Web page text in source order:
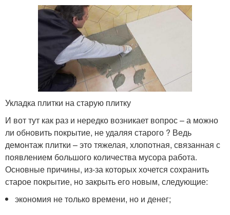
Укладка плитки на старую плитку
И вот тут как раз и нередко возникает вопрос – а можно
ли обновить покрытие, не удаляя старого ? Ведь
демонтаж плитки – это тяжелая, хлопотная, связанная с
появлением большого количества мусора работа.
Основные причины, из-за которых хочется сохранить
старое покрытие, но закрыть его новым, следующие:
экономия не только времени, но и денег;